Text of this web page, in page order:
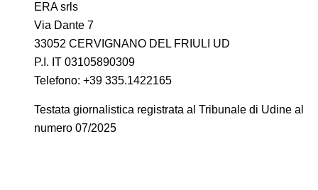
iERA srls
Via Dante 7
33052 CERVIGNANO DEL FRIULI UD
P.I. IT 03105890309
Telefono: +39 335.1422165
Testata giornalistica registrata al Tribunale di Udine al
numero 07/2025